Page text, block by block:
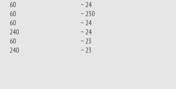
60 ~ 24
60 ~ 230
60 ~ 24
240 ~ 24
60 ~ 23
240 ~ 23